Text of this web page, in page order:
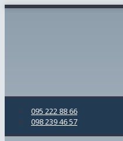
095 222 88 66
098 239 46 57